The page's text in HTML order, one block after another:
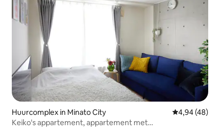
Huurcomplex in Minato City Gemiddelde
4,94 (48)
Keiko's appartement, appartement met